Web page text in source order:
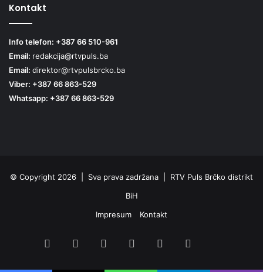
Kontakt
Info telefon: +387 66 510-961
Email: redakcija@rtvpuls.ba
Email: direktor@rtvpulsbrcko.ba
Viber: +387 66 863-529
Whatsapp: +387 66 863-529
© Copyright 2026 | Sva prava zadržana | RTV Puls Brčko distrikt
BiH
Impresum
Kontakt
Facebook PinterestYouTubeInstagram